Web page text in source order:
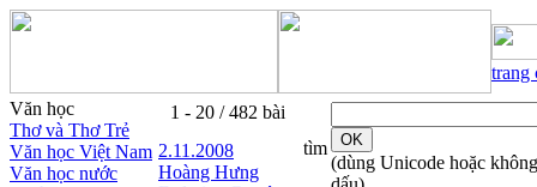
trang
Văn học
Thơ và Thơ Trẻ
Văn học Việt Nam
Văn học nước
1 - 20 / 482 bài
2.11.2008
Hoàng Hưng
tìm
(dùng Unicode hoặc không